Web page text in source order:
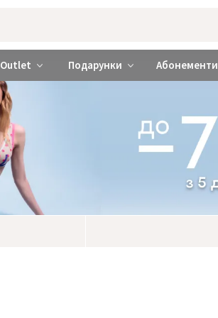
Outlet Подарунки Абонементи